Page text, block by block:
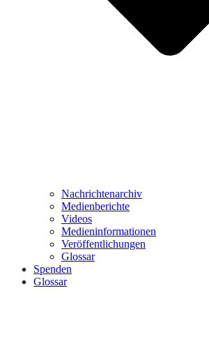
Nachrichtenarchiv
Medienberichte
Videos
Medieninformationen
Veröffentlichungen
Glossar
Spenden
Glossar